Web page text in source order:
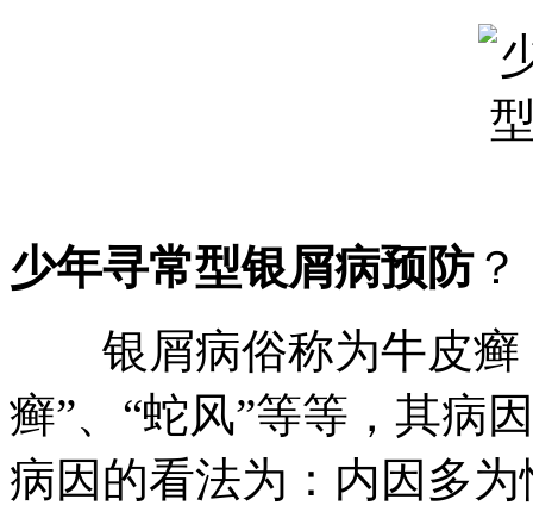
少年寻常型银屑病预防？
银屑病俗称为牛皮癣
癣”、“蛇风”等等，其病
病因的看法为：内因多